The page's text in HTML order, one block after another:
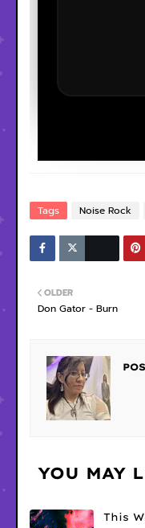
Tags Noise Rock
OLDER
Don Gator - Burn
YOU MAY
This